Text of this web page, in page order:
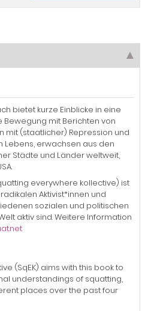
bietet kurze Einblicke in eine
mit Berichten von
mit (staatlicher) Repression und
Lebens, erwachsen aus den
Städte und Länder weltweit,
everywhere kollective) ist
Aktivist*innen und
sozialen und politischen
aktiv sind. Weitere Information
(SqEK) aims with this book to
understandings of squatting,
places over the past four